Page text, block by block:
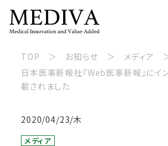
TOP お知らせ
メディア
日本医事新報社『Web医事新報』にイ
載されました
2020/04/23/木
メディア